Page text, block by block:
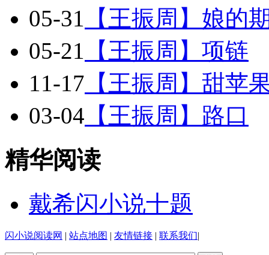
05-31 【王振周】娘的
05-21 【王振周】项链
11-17 【王振周】甜苹
03-04 【王振周】路口
精华阅读
戴希闪小说十题
闪小说阅读网 | 站点地图 | 友情链接 | 联系我们|